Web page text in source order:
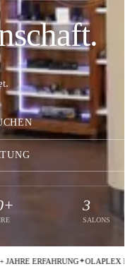
3
SALONS
ERFAHRUNG OLAPLEX BOND